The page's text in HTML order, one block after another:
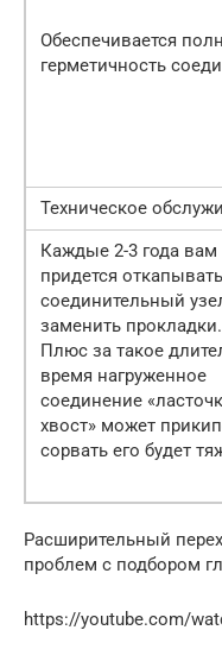
Обеспечивается
герметичность
Техническое
Каждые 2-3 года вам
придется откапывать
соединительный
заменить прокладки.
Плюс за такое
время нагруженное
соединение
хвост» может
сорвать его будет
Расширительный
проблем с подбором
https://youtube.com/